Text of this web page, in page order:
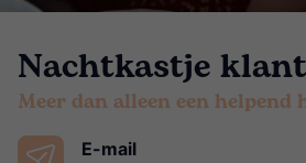
Nachtkastje
Meer dan alleen een helpend
E-mail